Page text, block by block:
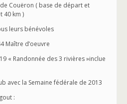
Couëron ( base de départ et
40 km )
leurs bénévoles
Maître d’oeuvre
« Randonnée des 3 rivières »inclue
avec la Semaine fédérale de 2013
: